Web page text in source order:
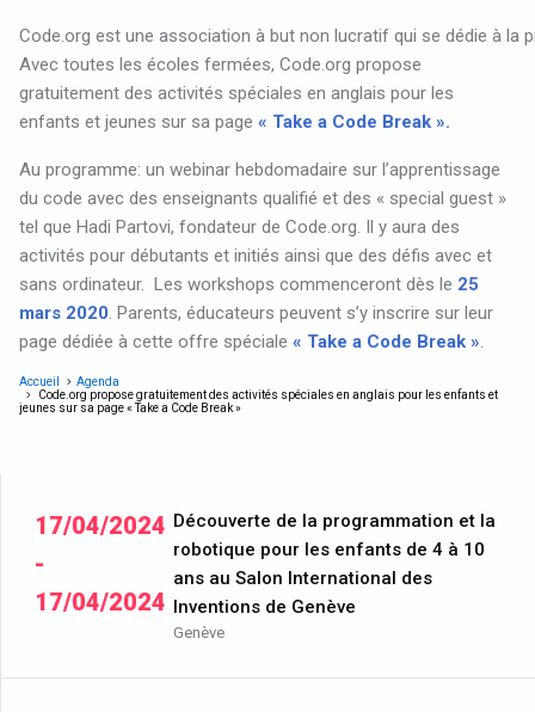
Code org est une association à but non lucratif qui se dédie à la
Avec toutes les écoles fermées, Code.org propose
gratuitement des activités spéciales en anglais pour les
enfants et jeunes sur sa page « Take a Code Break ».
Au programme: un webinar hebdomadaire sur l’apprentissage
du code avec des enseignants qualifié et des « special guest »
tel que Hadi Partovi, fondateur de Code.org. Il y aura des
activités pour débutants et initiés ainsi que des défis avec et
sans ordinateur. Les workshops commenceront dès le 25
mars 2020 . Parents, éducateurs peuvent s’y inscrire sur leur
page dédiée à cette offre spéciale « Take a Code Break »
Accueil
Agenda
Code.org propose gratuitement des activités spéciales en anglais pour les enfants et
jeunes sur sa page « Take a Code Break »
17/04/2024
-
17/04/2024
Découverte de la programmation et la
robotique pour les enfants de 4 à 10
ans au Salon International des
Inventions de Genève
Genève